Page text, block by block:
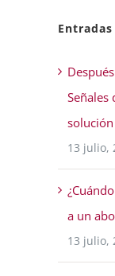
solución
13 julio,
a un
13 julio,